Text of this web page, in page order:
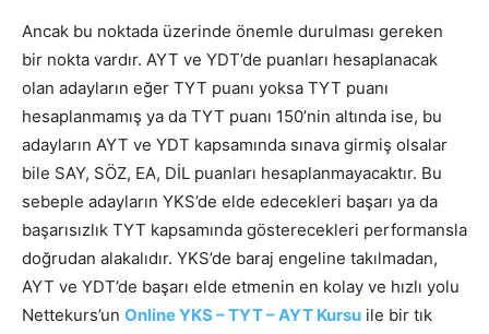
Ancak bu noktada üzerinde önemle durulması gereken
bir nokta vardır. AYT ve YDT’de puanları hesaplanacak
olan adayların eğer TYT puanı yoksa TYT puanı
hesaplanmamış ya da TYT puanı 150’nin altında ise, bu
adayların AYT ve YDT kapsamında sınava girmiş olsalar
bile SAY, SÖZ, EA, DİL puanları hesaplanmayacaktır. Bu
sebeple adayların YKS’de elde edecekleri başarı ya da
başarısızlık TYT kapsamında gösterecekleri performansla
doğrudan alakalıdır. YKS’de baraj engeline takılmadan,
AYT ve YDT’de başarı elde etmenin en kolay ve hızlı yolu
Nettekurs’un Online YKS – TYT – AYT Kursu ile bir tık